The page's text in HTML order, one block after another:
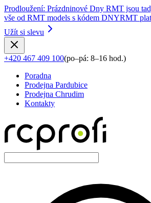
Prodloužení: Prázdninové Dny RMT jsou
vše od RMT models s kódem DNYRMT
Užít si slevu
+420 467 409 100(po–pá: 8–16 hod.)
Poradna
Prodejna Pardubice
Prodejna Chrudim
Kontakty